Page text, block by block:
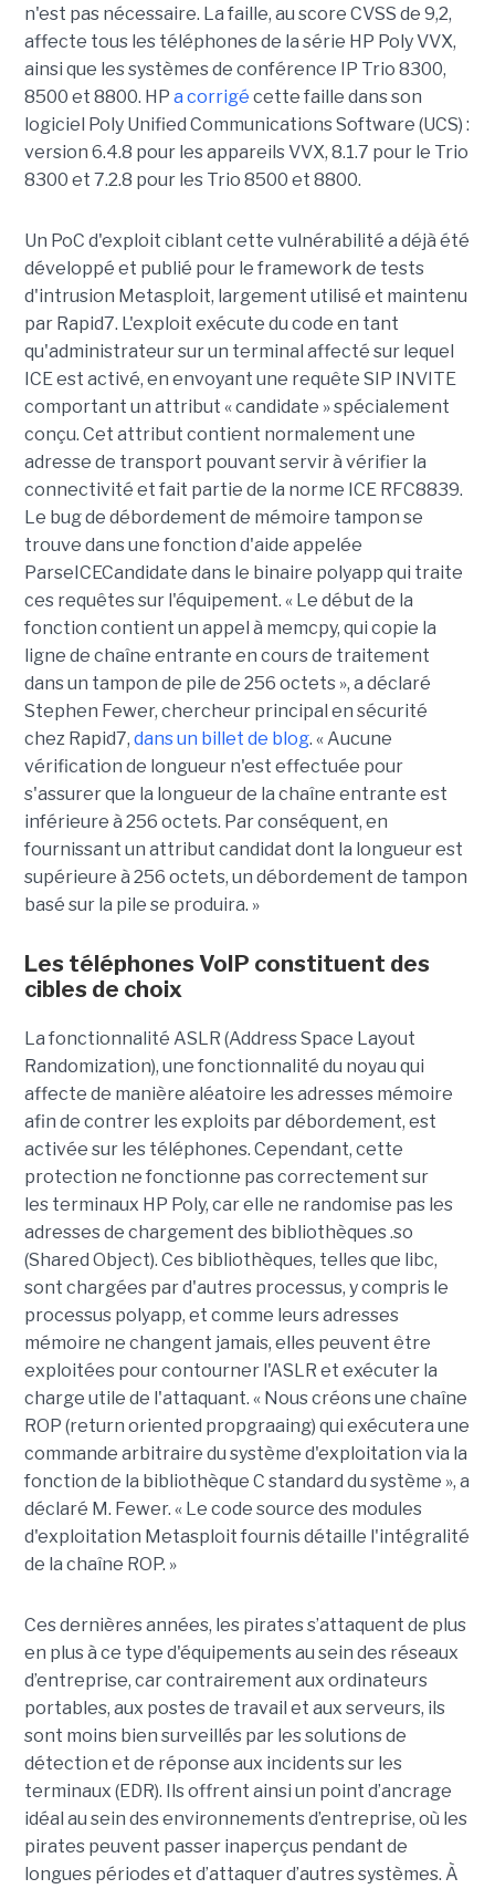
n'est pas nécessaire. La faille, au score CVSS de 9,2,
affecte tous les téléphones de la série HP Poly VVX,
ainsi que les systèmes de conférence IP Trio 8300,
8500 et 8800. HP a corrigé cette faille dans son
logiciel Poly Unified Communications Software (UCS) :
version 6.4.8 pour les appareils VVX, 8.1.7 pour le Trio
8300 et 7.2.8 pour les Trio 8500 et 8800.
Un PoC d'exploit ciblant cette vulnérabilité a déjà été
développé et publié pour le framework de tests
d'intrusion Metasploit, largement utilisé et maintenu
par Rapid7. L'exploit exécute du code en tant
qu'administrateur sur un terminal affecté sur lequel
ICE est activé, en envoyant une requête SIP INVITE
comportant un attribut « candidate » spécialement
conçu. Cet attribut contient normalement une
adresse de transport pouvant servir à vérifier la
connectivité et fait partie de la norme ICE RFC8839.
Le bug de débordement de mémoire tampon se
trouve dans une fonction d'aide appelée
ParseICECandidate dans le binaire polyapp qui traite
ces requêtes sur l'équipement. « Le début de la
fonction contient un appel à memcpy, qui copie la
ligne de chaîne entrante en cours de traitement
dans un tampon de pile de 256 octets », a déclaré
Stephen Fewer, chercheur principal en sécurité
chez Rapid7, dans un billet de blog. « Aucune
vérification de longueur n'est effectuée pour
s'assurer que la longueur de la chaîne entrante est
inférieure à 256 octets. Par conséquent, en
fournissant un attribut candidat dont la longueur est
supérieure à 256 octets, un débordement de tampon
basé sur la pile se produira. »
Les téléphones VoIP constituent des
cibles de choix
La fonctionnalité ASLR (Address Space Layout
Randomization), une fonctionnalité du noyau qui
affecte de manière aléatoire les adresses mémoire
afin de contrer les exploits par débordement, est
activée sur les téléphones. Cependant, cette
protection ne fonctionne pas correctement sur
les terminaux HP Poly, car elle ne randomise pas les
adresses de chargement des bibliothèques .so
(Shared Object). Ces bibliothèques, telles que libc,
sont chargées par d'autres processus, y compris le
processus polyapp, et comme leurs adresses
mémoire ne changent jamais, elles peuvent être
exploitées pour contourner l'ASLR et exécuter la
charge utile de l'attaquant. « Nous créons une chaîne
ROP (return oriented propgraaing) qui exécutera une
commande arbitraire du système d'exploitation via la
fonction de la bibliothèque C standard du système », a
déclaré M. Fewer. « Le code source des modules
d'exploitation Metasploit fournis détaille l'intégralité
de la chaîne ROP. »
Ces dernières années, les pirates s’attaquent de plus
en plus à ce type d'équipements au sein des réseaux
d’entreprise, car contrairement aux ordinateurs
portables, aux postes de travail et aux serveurs, ils
sont moins bien surveillés par les solutions de
détection et de réponse aux incidents sur les
terminaux (EDR). Ils offrent ainsi un point d’ancrage
idéal au sein des environnements d’entreprise, où les
pirates peuvent passer inaperçus pendant de
longues périodes et d’attaquer d’autres systèmes. À